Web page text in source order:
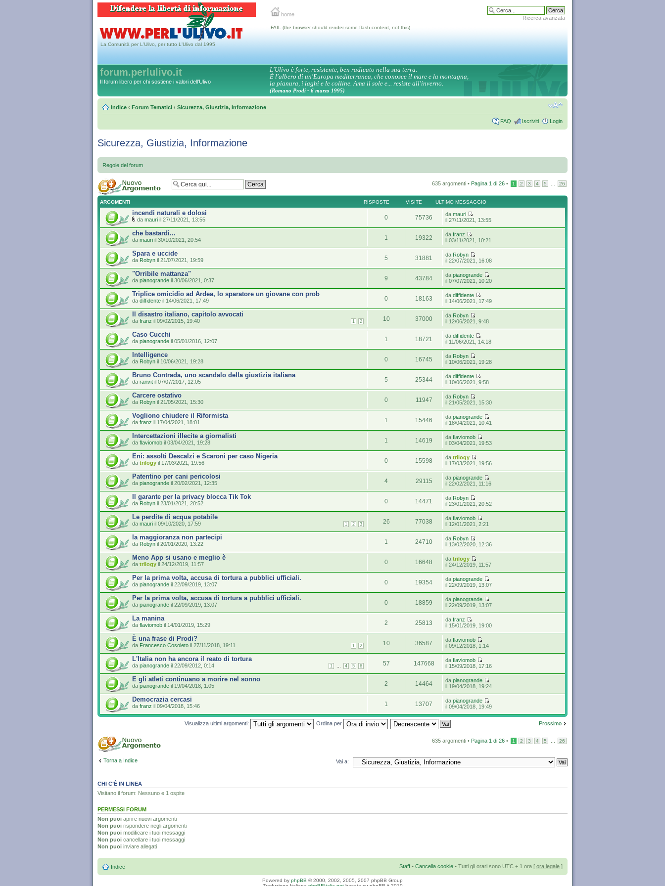
home
Ricerca avanzata
La Comunità per L'Ulivo, per tutto L'Ulivo dal 1995
FAIL (the browser should render some flash content, not this).
forum.perlulivo.it
Il forum libero per chi sostiene i valori dell'Ulivo
L'Ulivo è forte, resistente, ben radicato nella sua terra.
È l'albero di un'Europa mediterranea, che conosce il mare e la montagna,
la pianura, i laghi e le colline. Ama il sole e... resiste all'inverno.
(Romano Prodi - 6 marzo 1995)
Indice ‹ Forum Tematici ‹ Sicurezza, Giustizia, Informazione
FAQ Iscriviti Login
Sicurezza, Giustizia, Informazione
Regole del forum
635 argomenti • Pagina 1 di 26 • 1 2 3 4 5 26
ARGOMENTI RISPOSTE VISITE ULTIMO MESSAGGIO
incendi naturali e dolosi
da mauri il 27/11/2021, 13:55 0 75736 damauri
il 27/11/2021, 13:55
che bastardi...
da mauri il 30/10/2021, 20:54 1 19322 dafranz
il 03/11/2021, 10:21
Spara e uccide
da Robyn il 21/07/2021, 19:59 5 31881 da Robyn
il 22/07/2021, 16:08
"Orribile mattanza"
da pianogrande il 30/06/2021, 0:37 9 43784 dapianogrande
il 07/07/2021, 10:20
Triplice omicidio ad Ardea, lo sparatore un giovane con prob
da diffidente il 14/06/2021, 17:49 0 18163 dadiffidente
il 14/06/2021, 17:49
Il disastro italiano, capitolo avvocati
1 2
da franz il 09/02/2015, 19:40 10 37000 da Robyn
il 12/06/2021, 9:48
Caso Cucchi
da pianogrande il 05/01/2016, 12:07 1 18721 dadiffidente
il 11/06/2021, 14:18
Intelligence
da Robyn il 10/06/2021, 19:28 0 16745 da Robyn
il 10/06/2021, 19:28
Bruno Contrada, uno scandalo della giustizia italiana
da ranvit il 07/07/2017, 12:05 5 25344 dadiffidente
il 10/06/2021, 9:58
Carcere ostativo
da Robyn il 21/05/2021, 15:30 0 11947 da Robyn
il 21/05/2021, 15:30
Vogliono chiudere il Riformista
da franz il 17/04/2021, 18:01 1 15446 dapianogrande
il 18/04/2021, 10:41
Intercettazioni illecite a giornalisti
da flaviomob il 03/04/2021, 19:28 1 14619 daflaviomob
il 03/04/2021, 19:53
Eni: assolti Descalzi e Scaroni per caso Nigeria
da trilogy il 17/03/2021, 19:56 0 15598 datrilogy
il 17/03/2021, 19:56
Patentino per cani pericolosi
da pianogrande il 20/02/2021, 12:35 4 29115 dapianogrande
il 22/02/2021, 11:16
Il garante per la privacy blocca Tik Tok
da Robyn il 23/01/2021, 20:52 0 14471 da Robyn
il 23/01/2021, 20:52
Le perdite di acqua potabile
1 2 3
da mauri il 09/10/2020, 17:59 26 77038 daflaviomob
il 12/01/2021, 2:21
la maggioranza non partecipi
da Robyn il 20/01/2020, 13:22 1 24710 da Robyn
il 13/02/2020, 12:36
Meno App si usano e meglio è
da trilogy il 24/12/2019, 11:57 0 16648 datrilogy
il 24/12/2019, 11:57
Per la prima volta, accusa di tortura a pubblici ufficiali.
da pianogrande il 22/09/2019, 13:07 0 19354 dapianogrande
il 22/09/2019, 13:07
Per la prima volta, accusa di tortura a pubblici ufficiali.
da pianogrande il 22/09/2019, 13:07 0 18859 dapianogrande
il 22/09/2019, 13:07
La manina
da flaviomob il 14/01/2019, 15:29 2 25813 dafranz
il 15/01/2019, 19:00
È una frase di Prodi?
1 2
da Francesco Cosoleto il 27/11/2018, 19:11 10 36587 daflaviomob
il 09/12/2018, 1:14
L'Italia non ha ancora il reato di tortura
1 4 5 6
da pianogrande il 22/09/2012, 0:14 57 147668 daflaviomob
il 15/09/2018, 17:16
E gli atleti continuano a morire nel sonno
da pianogrande il 19/04/2018, 1:05 2 14464 dapianogrande
il 19/04/2018, 19:24
Democrazia cercasi
da franz il 09/04/2018, 15:46 1 13707 dapianogrande
il 09/04/2018, 19:49
Prossimo
Visualizza ultimi argomenti: Ordina per
635 argomenti • Pagina 1 di 26 • 1 2 3 4 5 26
Torna a Indice Vai a:
CHI C’È IN LINEA
Visitano il forum: Nessuno e 1 ospite
PERMESSI FORUM
Non puoi aprire nuovi argomenti
Non puoi rispondere negli argomenti
Non puoi modificare i tuoi messaggi
Non puoi cancellare i tuoi messaggi
Non puoi inviare allegati
Indice Staff • Cancella cookie • Tutti gli orari sono UTC + 1 ora [ ora legale ]
Powered by phpBB © 2000, 2002, 2005, 2007 phpBB Group